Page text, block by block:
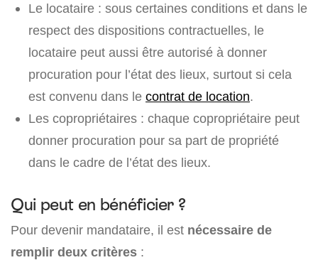
Le locataire : sous certaines conditions et dans le
respect des dispositions contractuelles, le
locataire peut aussi être autorisé à donner
procuration pour l’état des lieux, surtout si cela
est convenu dans le contrat de location.
Les copropriétaires : chaque copropriétaire peut
donner procuration pour sa part de propriété
dans le cadre de l’état des lieux.
Qui peut en bénéficier ?
Pour devenir mandataire, il est nécessaire de
remplir deux critères :